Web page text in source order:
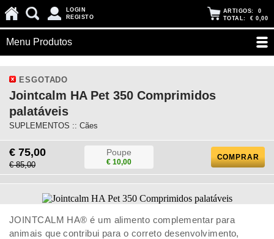
LOGIN
REGISTO
ARTIGOS: 0
TOTAL: € 0,00
Menu Produtos
ESGOTADO
Jointcalm HA Pet 350 Comprimidos
palatáveis
SUPLEMENTOS :: Cães
€ 75,00
€ 85,00
Poupe
€ 10,00
COMPRAR
JOINTCALM HA® é um alimento complementar para
animais que contribui para o correto desenvolvimento,